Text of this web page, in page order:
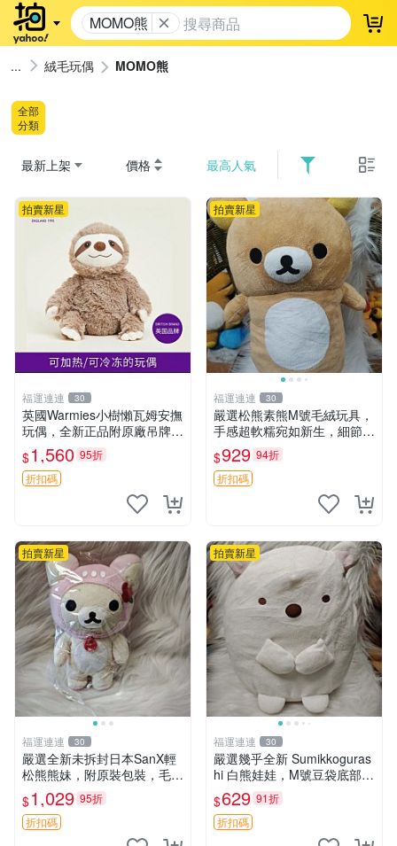
MOMO熊 登
絨毛玩偶 MOMO熊
全部
分類
最新上架 價格 最高人氣
拍賣新星
福運連連 30
英國Warmies小樹懶瓦姆安撫
玩偶，全新正品附原廠吊牌與
防塵袋，內藏薰衣草可加熱，
適合各個年齡層，冷暖兩用享
受抱抱樂趣，不容錯過嚴選好
$1,560 95折
折扣碼
拍賣新星
福運連連 30
嚴選松熊素熊M號毛絨玩具，
手感超軟糯宛如新生，細節精
緻完美無瑕，推薦送禮或珍
藏，中古狀態保養得宜。 松
熊 素熊 毛絨doll
$929 94折
折扣碼
拍賣新星
福運連連 30
嚴選全新未拆封日本SanX輕
松熊熊妹，附原裝包裝，毛絨
質地極佳，細膩可愛，推薦收
藏兼送禮，適合女性好友或家
人，限量釋出。鬆熊、熊玩
$1,029 95折
折扣碼
拍賣新星
福運連連 30
嚴選幾乎全新 Sumikkoguras
hi 白熊娃娃，M號豆袋底部，
穩固不易倒，毛絨布標附贈，
極致軟糯手感，精工細作值得
典藏，尺寸24cm，收藏佳品
$629 91折
折扣碼